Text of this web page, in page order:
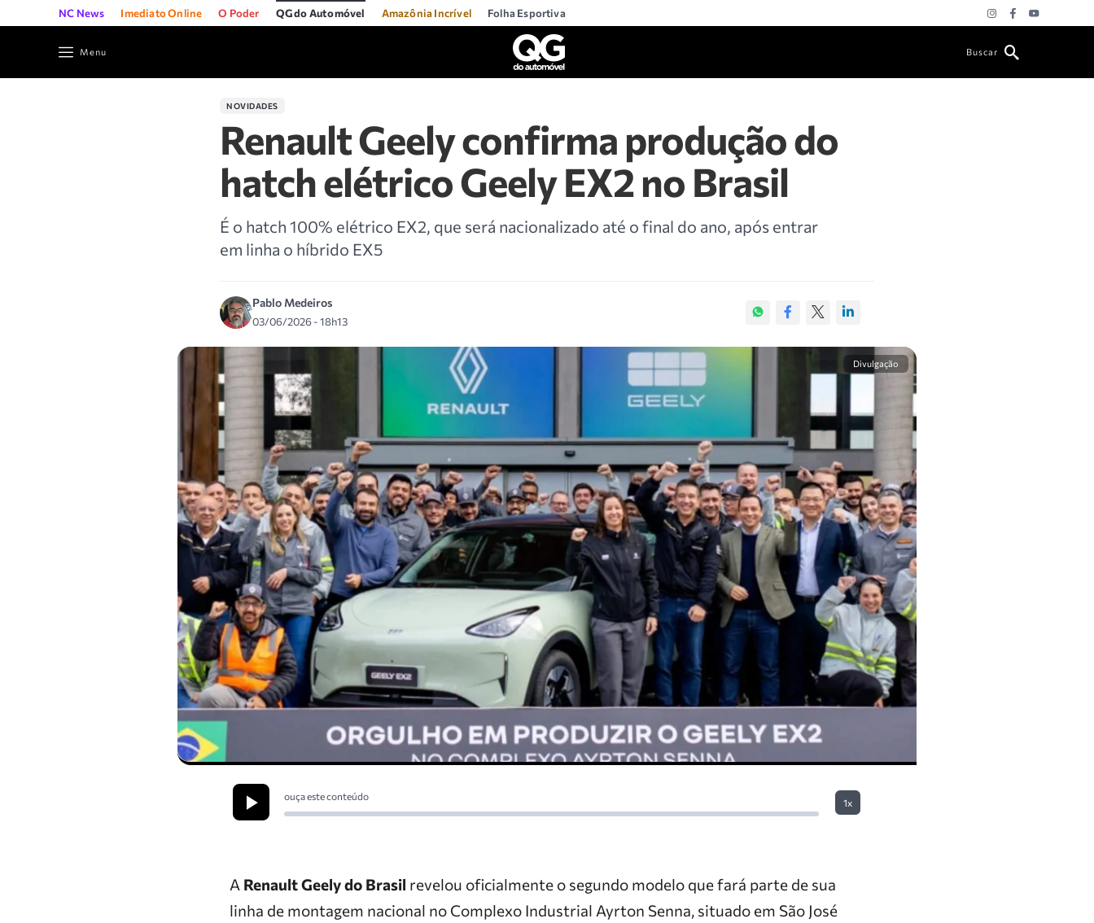
NC News Imediato Online O Poder QG do Automóvel Amazônia Incrível Folha Esportiva
Menu Buscar
NOVIDADES
Renault Geely confirma produção do
hatch elétrico Geely EX2 no Brasil
É o hatch 100% elétrico EX2, que será nacionalizado até o final do ano, após entrar
em linha o híbrido EX5
Pablo Medeiros
03/06/2026 - 18h13
Divulgação
ouça este conteúdo
1x
A Renault Geely do Brasil revelou oficialmente o segundo modelo que fará parte de sua
linha de montagem nacional no Complexo Industrial Ayrton Senna, situado em São José